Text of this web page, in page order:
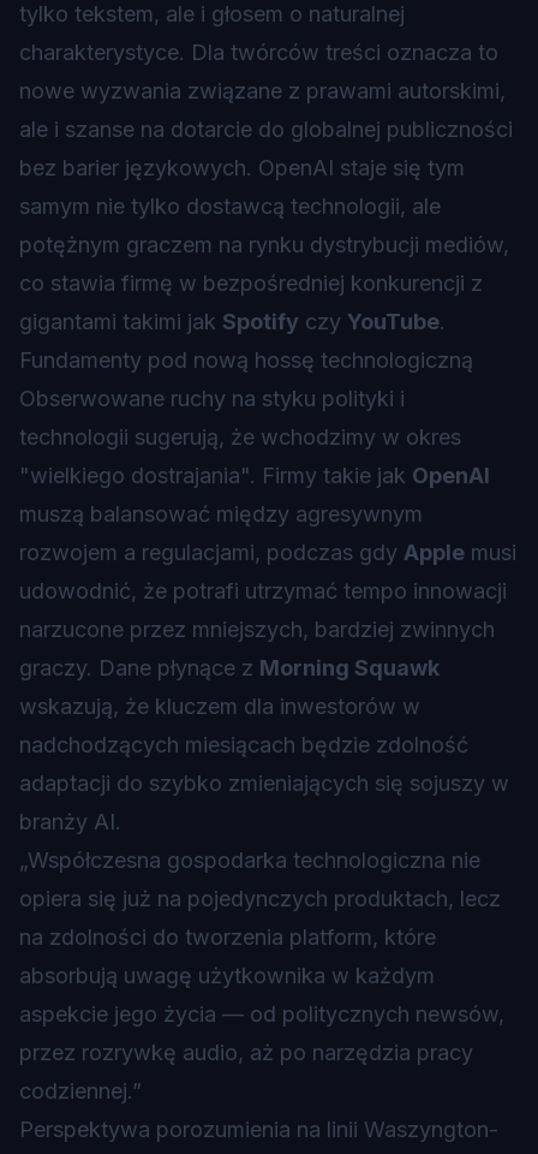
tylko tekstem, ale i głosem o naturalnej
charakterystyce. Dla twórców treści oznacza to
nowe wyzwania związane z prawami autorskimi,
ale i szanse na dotarcie do globalnej publiczności
bez barier językowych. OpenAI staje się tym
samym nie tylko dostawcą technologii, ale
potężnym graczem na rynku dystrybucji mediów,
co stawia firmę w bezpośredniej konkurencji z
gigantami takimi jak Spotify czy YouTube.
Fundamenty pod nową hossę technologiczną
Obserwowane ruchy na styku polityki i
technologii sugerują, że wchodzimy w okres
"wielkiego dostrajania". Firmy takie jak OpenAI
muszą balansować między agresywnym
rozwojem a regulacjami, podczas gdy Apple musi
udowodnić, że potrafi utrzymać tempo innowacji
narzucone przez mniejszych, bardziej zwinnych
graczy. Dane płynące z Morning Squawk
wskazują, że kluczem dla inwestorów w
nadchodzących miesiącach będzie zdolność
adaptacji do szybko zmieniających się sojuszy w
branży AI.
„Współczesna gospodarka technologiczna nie
opiera się już na pojedynczych produktach, lecz
na zdolności do tworzenia platform, które
absorbują uwagę użytkownika w każdym
aspekcie jego życia — od politycznych newsów,
przez rozrywkę audio, aż po narzędzia pracy
codziennej.”
Perspektywa porozumienia na linii Waszyngton-